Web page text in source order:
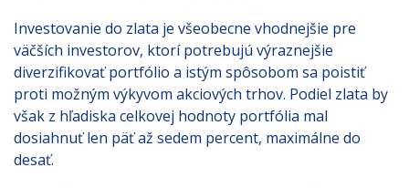
Investovanie do zlata je všeobecne vhodnejšie pre
väčších investorov, ktorí potrebujú výraznejšie
diverzifikovať portfólio a istým spôsobom sa poistiť
proti možným výkyvom akciových trhov. Podiel zlata by
však z hľadiska celkovej hodnoty portfólia mal
dosiahnuť len päť až sedem percent, maximálne do
desať.